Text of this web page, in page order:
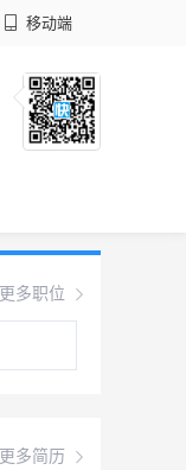
移动端
更多职位
更多简历